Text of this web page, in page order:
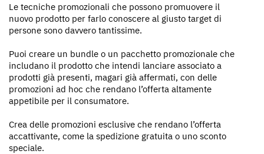
Le tecniche promozionali che possono promuovere il
nuovo prodotto per farlo conoscere al giusto target di
persone sono davvero tantissime.
Puoi creare un bundle o un pacchetto promozionale che
includano il prodotto che intendi lanciare associato a
prodotti già presenti, magari già affermati, con delle
promozioni ad hoc che rendano l’offerta altamente
appetibile per il consumatore.
Crea delle promozioni esclusive che rendano l’offerta
accattivante, come la spedizione gratuita o uno sconto
speciale.